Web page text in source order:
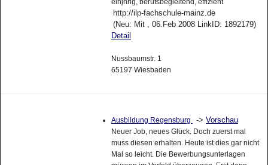
einjhrig, berufsbegleitend, effizient
http://ilp-fachschule-mainz.de
(Neu: Mit , 06.Feb 2008 LinkID: 1892179)
Detail
Nussbaumstr. 1
65197 Wiesbaden
Ausbildung Regensburg -> Vorschau
Neuer Job, neues Glück. Doch zuerst mal
muss diesen erhalten. Heute ist dies gar nicht
Mal so leicht. Die Bewerbungsunterlagen